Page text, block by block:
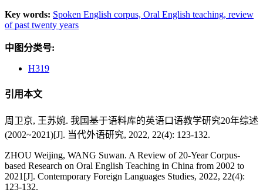
Key words: Spoken English corpus, Oral English teaching, review
of past twenty years
中图分类号:
H319
引用本文
周卫京, 王苏婉. 我国基于语料库的英语口语教学研究20年综述
(2002~2021)[J]. 当代外语研究, 2022, 22(4): 123-132.
ZHOU Weijing, WANG Suwan. A Review of 20-Year Corpus-
based Research on Oral English Teaching in China from 2002 to
2021[J]. Contemporary Foreign Languages Studies, 2022, 22(4):
123-132.